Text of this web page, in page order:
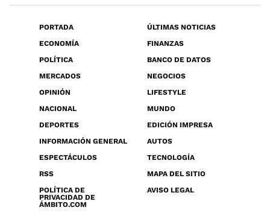
PORTADA
ÚLTIMAS NOTICIAS
ECONOMÍA
FINANZAS
POLÍTICA
BANCO DE DATOS
MERCADOS
NEGOCIOS
OPINIÓN
LIFESTYLE
NACIONAL
MUNDO
DEPORTES
EDICIÓN IMPRESA
INFORMACIÓN GENERAL
AUTOS
ESPECTÁCULOS
TECNOLOGÍA
RSS
MAPA DEL SITIO
POLÍTICA DE
PRIVACIDAD DE
ÁMBITO.COM
AVISO LEGAL